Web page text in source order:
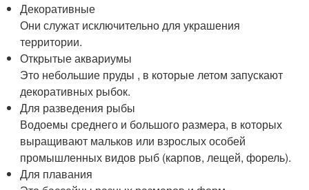
Декоративные
Они служат исключительно для украшения
территории.
Открытые аквариумы
Это небольшие пруды , в которые летом запускают
декоративных рыбок.
Для разведения рыбы
Водоемы среднего и большого размера, в которых
выращивают мальков или взрослых особей
промышленных видов рыб (карпов, лещей, форель).
Для плавания